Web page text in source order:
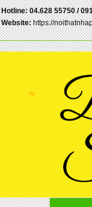
Hotline: 04.628 55750 /
Website:https://